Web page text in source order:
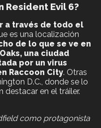
Resident Evil 6?
a través de todo el
es una localización
de lo que se ve en
una ciudad
por un virus
Raccoon City. Otras
D.C., donde se lo
destacar en el tráiler.
como protagonista